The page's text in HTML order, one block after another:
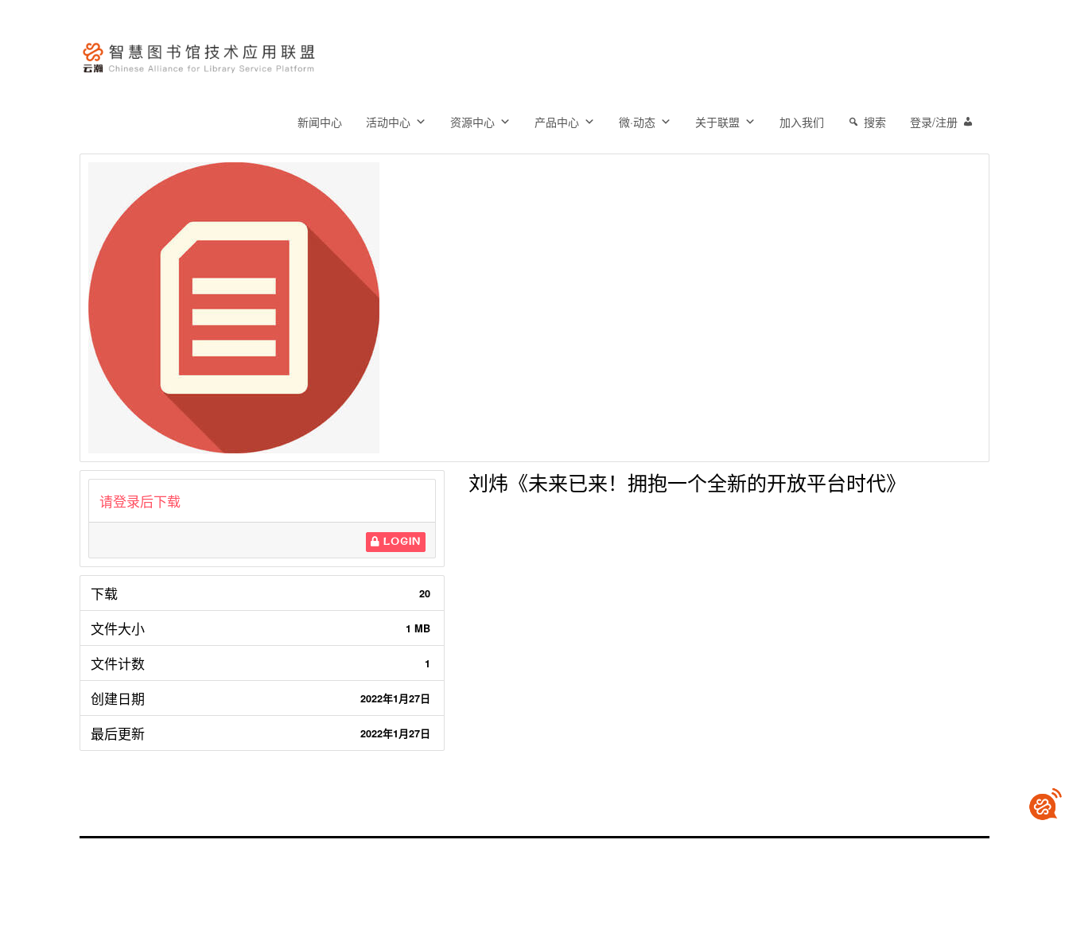
馆
技
术
应
新闻中心 活动中心 资源中心 产品中心 微·动态 关于联盟 加入我们 搜索 登录/注册
请登录后下载
LOGIN
下载 20
文件大小 1 MB
文件计数 1
创建日期 2022年1月27日
最后更新 2022年1月27日
刘炜《未来已来！拥抱一个全新的开放平台时代》